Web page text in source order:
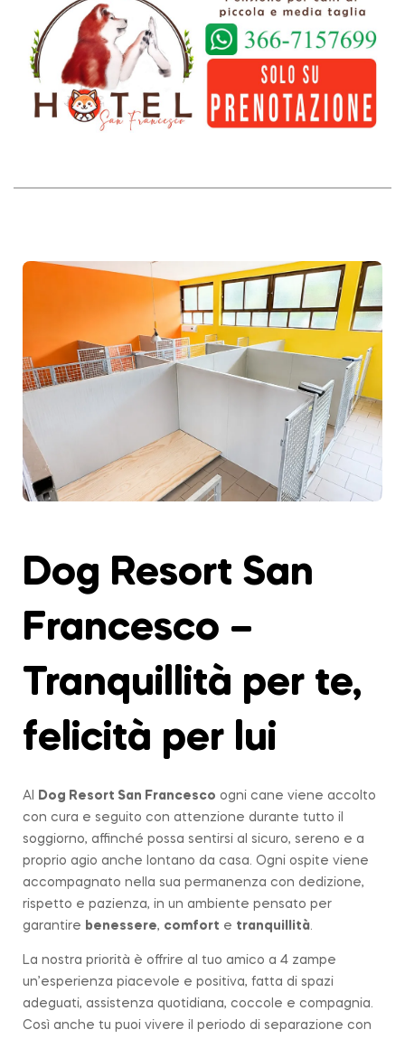
Dog Resort San
Francesco –
Tranquillità per te,
felicità per lui
Al Dog Resort San Francesco ogni cane viene accolto
con cura e seguito con attenzione durante tutto il
soggiorno, affinché possa sentirsi al sicuro, sereno e a
proprio agio anche lontano da casa. Ogni ospite viene
accompagnato nella sua permanenza con dedizione,
rispetto e pazienza, in un ambiente pensato per
garantire benessere, comfort e tranquillità
La nostra priorità è offrire al tuo amico a 4 zampe
un’esperienza piacevole e positiva, fatta di spazi
adeguati, assistenza quotidiana, coccole e compagnia.
Così anche tu puoi vivere il periodo di separazione con